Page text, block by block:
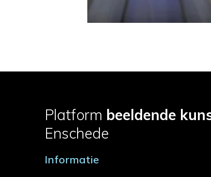
Platform beeldende
Enschede
Informatie